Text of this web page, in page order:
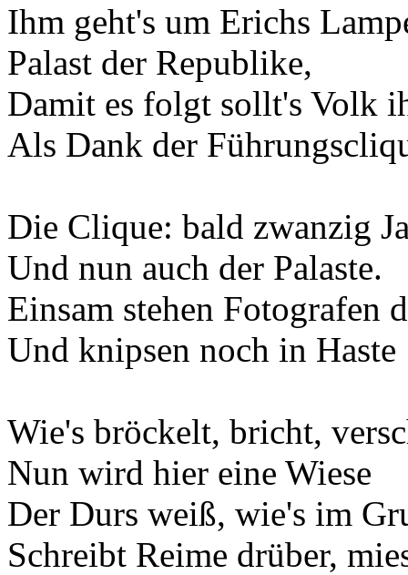
Ihm geht's um Erichs
Palast der Republike,
Damit es folgt sollt's Volk
Als Dank der
Die Clique: bald zwanzig
Und nun auch der Palaste.
Einsam stehen Fotografen
Und knipsen noch in Haste
Wie's bröckelt, bricht,
Nun wird hier eine Wiese
Der Durs weiß, wie's im
Schreibt Reime drüber,